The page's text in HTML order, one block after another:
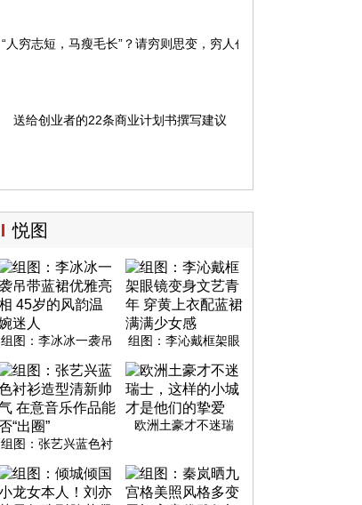
“人穷志短，马瘦毛长”？请穷则思变，穷人创业有出路！
送给创业者的22条商业计划书撰写建议
悦图
组图：李冰冰一袭吊
的风韵温婉迷人
组图：李沁戴框架眼
上衣配蓝裙满满少女
感
组图：张艺兴蓝色衬
音乐作品能否“出圈”
欧洲土豪才不迷瑞